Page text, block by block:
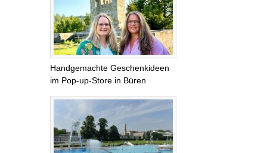
Handgemachte Geschenkideen
im Pop-up-Store in Büren